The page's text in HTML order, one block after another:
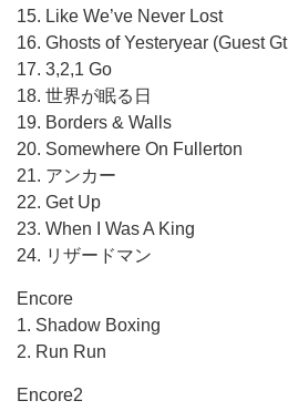
15. Like We’ve Never Lost
16. Ghosts of Yesteryear (Guest
17. 3,2,1 Go
18. 世界が眠る日
19. Borders & Walls
20. Somewhere On Fullerton
21. アンカー
22. Get Up
23. When I Was A King
24. リザードマン
Encore
1. Shadow Boxing
2. Run Run
Encore2